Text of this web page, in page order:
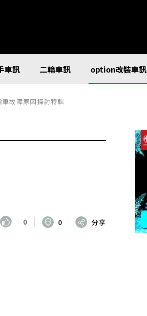
車訊 二輪車訊 option改裝車訊
故障原因探討特輯
0 0 分享